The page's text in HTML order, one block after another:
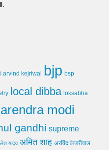
arvind kejriwal bjp bsp
local dibba loksabha
modi
gandhi supreme
यादव अमित शाह अरविंद केजरीवाल